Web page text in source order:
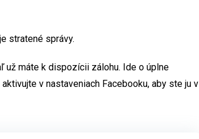
stratené správy.
už máte k dispozícii zálohu. Ide o úplne
v nastaveniach Facebooku, aby ste ju v